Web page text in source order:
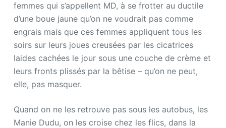
femmes qui s’appellent MD, à se frotter au ductile
d’une boue jaune qu’on ne voudrait pas comme
engrais mais que ces femmes appliquent tous les
soirs sur leurs joues creusées par les cicatrices
laides cachées le jour sous une couche de crème et
leurs fronts plissés par la bêtise – qu’on ne peut,
elle, pas masquer.
Quand on ne les retrouve pas sous les autobus, les
Manie Dudu, on les croise chez les flics, dans la